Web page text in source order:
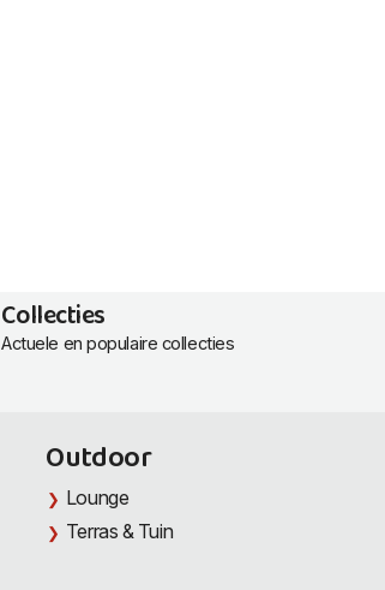
Collecties
Actuele en populaire collecties
Outdoor
Lounge
Terras & Tuin